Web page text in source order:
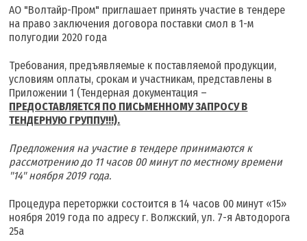
АО "Волтайр-Пром" приглашает принять участие в тендере
на право заключения договора поставки смол в 1-м
полугодии 2020 года
Требования, предъявляемые к поставляемой продукции,
условиям оплаты, срокам и участникам, представлены в
Приложении 1 (Тендерная документация –
ПРЕДОСТАВЛЯЕТСЯ ПО ПИСЬМЕННОМУ ЗАПРОСУ В
ТЕНДЕРНУЮ ГРУППУ!!!).
Предложения на участие в тендере принимаются к
рассмотрению до 11 часов 00 минут по местному времени
"14" ноября 2019 года.
Процедура переторжки состоится в 14 часов 00 минут «15»
ноября 2019 года по адресу г. Волжский, ул. 7-я Автодорога
25а